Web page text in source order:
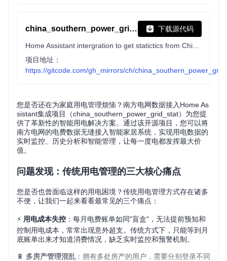
china_southern_power_grid_stat 下载源代码
项目地址：
https://gitcode.com/gh_mirrors/ch/
您是否还在为家庭用电管理烦恼？南方电网数据接入Home As
sistant集成项目（china_southern_power_grid_stat）为您提
供了革新性的智能用电解决方案。通过该开源项目，您可以将
南方电网的电费数据无缝接入智能家居系统，实现用电数据的
实时监控、历史分析和智能管理，让每一度电都发挥最大价
值。
问题发现：传统用电管理的三大核心痛点
您是否也曾面临这样的用电困境？传统用电管理方式存在诸多
不便，让我们一起来看看最常见的三个痛点：
⚡ 用电成本失控 ：每月电费账单如同"盲盒"，无法提前预知和
控制用电成本，常常出现意外超支。传统方式下，只能等到月
底账单出来才知道消费情况，缺乏实时监控和预警机制。
🔋 多房产管理混乱 ：拥有多处房产的用户，需要分别登录不同